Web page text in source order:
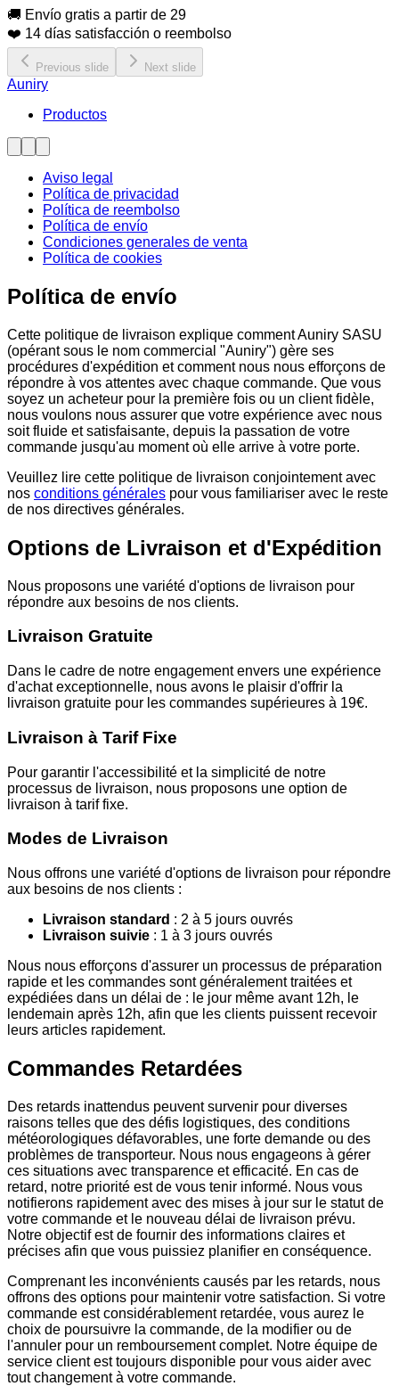
🚚 Envío gratis a partir de 29
❤️ 14 días satisfacción o reembolso
Previous slide Next slide
Auniry
Productos
Aviso legal
Política de privacidad
Política de reembolso
Política de envío
Condiciones generales de venta
Política de cookies
Política de envío
Cette politique de livraison explique comment Auniry SASU
(opérant sous le nom commercial "Auniry") gère ses
procédures d'expédition et comment nous nous efforçons de
répondre à vos attentes avec chaque commande. Que vous
soyez un acheteur pour la première fois ou un client fidèle,
nous voulons nous assurer que votre expérience avec nous
soit fluide et satisfaisante, depuis la passation de votre
commande jusqu'au moment où elle arrive à votre porte.
Veuillez lire cette politique de livraison conjointement avec
nos conditions générales pour vous familiariser avec le reste
de nos directives générales.
Options de Livraison et d'Expédition
Nous proposons une variété d'options de livraison pour
répondre aux besoins de nos clients.
Livraison Gratuite
Dans le cadre de notre engagement envers une expérience
d'achat exceptionnelle, nous avons le plaisir d'offrir la
livraison gratuite pour les commandes supérieures à 19€.
Livraison à Tarif Fixe
Pour garantir l'accessibilité et la simplicité de notre
processus de livraison, nous proposons une option de
livraison à tarif fixe.
Modes de Livraison
Nous offrons une variété d'options de livraison pour répondre
aux besoins de nos clients :
Livraison standard : 2 à 5 jours ouvrés
Livraison suivie : 1 à 3 jours ouvrés
Nous nous efforçons d'assurer un processus de préparation
rapide et les commandes sont généralement traitées et
expédiées dans un délai de : le jour même avant 12h, le
lendemain après 12h, afin que les clients puissent recevoir
leurs articles rapidement.
Commandes Retardées
Des retards inattendus peuvent survenir pour diverses
raisons telles que des défis logistiques, des conditions
météorologiques défavorables, une forte demande ou des
problèmes de transporteur. Nous nous engageons à gérer
ces situations avec transparence et efficacité. En cas de
retard, notre priorité est de vous tenir informé. Nous vous
notifierons rapidement avec des mises à jour sur le statut de
votre commande et le nouveau délai de livraison prévu.
Notre objectif est de fournir des informations claires et
précises afin que vous puissiez planifier en conséquence.
Comprenant les inconvénients causés par les retards, nous
offrons des options pour maintenir votre satisfaction. Si votre
commande est considérablement retardée, vous aurez le
choix de poursuivre la commande, de la modifier ou de
l'annuler pour un remboursement complet. Notre équipe de
service client est toujours disponible pour vous aider avec
tout changement à votre commande.